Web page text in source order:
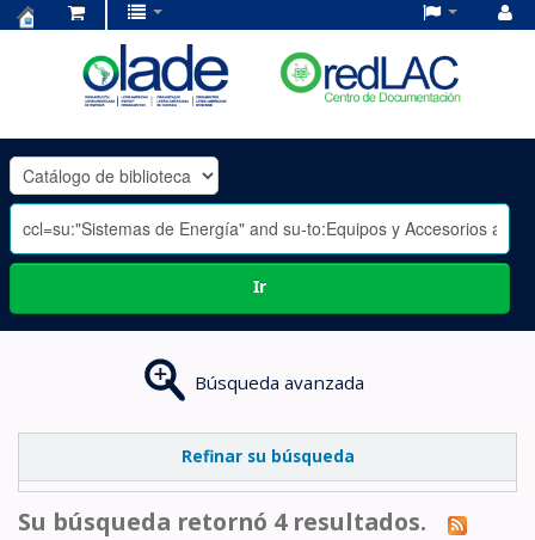
OLADE
-
Ir
Búsqueda avanzada
Refinar su búsqueda
Su búsqueda retornó 4 resultados.